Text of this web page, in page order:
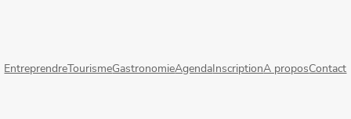
EntreprendreTourismeGastronomieAgendaInscriptionA proposContact